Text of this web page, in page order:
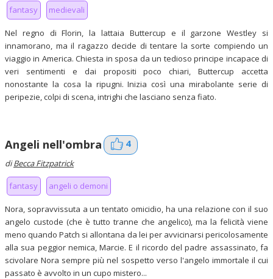
fantasy medievali
Nel regno di Florin, la lattaia Buttercup e il garzone Westley si
innamorano, ma il ragazzo decide di tentare la sorte compiendo un
viaggio in America. Chiesta in sposa da un tedioso principe incapace di
veri sentimenti e dai propositi poco chiari, Buttercup accetta
nonostante la cosa la ripugni. Inizia così una mirabolante serie di
peripezie, colpi di scena, intrighi che lasciano senza fiato.
Angeli nell'ombra 4
diBecca Fitzpatrick
fantasy angeli o demoni
Nora, sopravvissuta a un tentato omicidio, ha una relazione con il suo
angelo custode (che è tutto tranne che angelico), ma la felicità viene
meno quando Patch si allontana da lei per avvicinarsi pericolosamente
alla sua peggior nemica, Marcie. E il ricordo del padre assassinato, fa
scivolare Nora sempre più nel sospetto verso l'angelo immortale il cui
passato è avvolto in un cupo mistero...